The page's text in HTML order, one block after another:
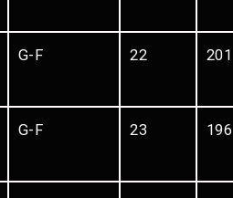
G-F 22 201
G-F 23 196